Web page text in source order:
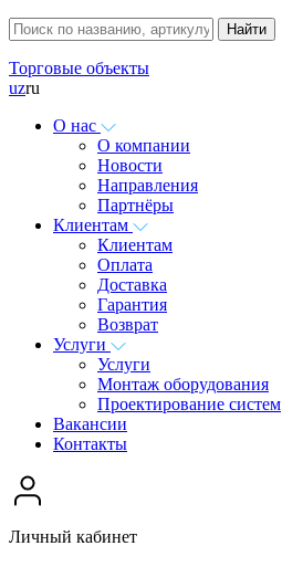
Торговые объекты
uzru
О нас
О компании
Новости
Направления
Партнёры
Клиентам
Клиентам
Оплата
Доставка
Гарантия
Возврат
Услуги
Услуги
Монтаж оборудования
Проектирование систем
Вакансии
Контакты
Личный кабинет